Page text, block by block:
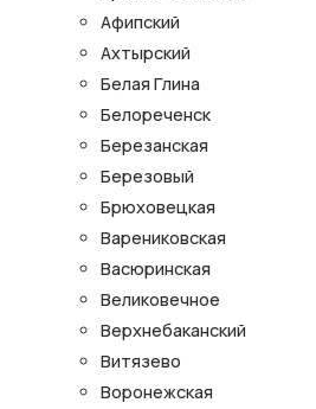
Афипский
Ахтырский
Белая Глина
Белореченск
Березанская
Березовый
Брюховецкая
Варениковская
Васюринская
Великовечное
Верхнебаканский
Витязево
Воронежская